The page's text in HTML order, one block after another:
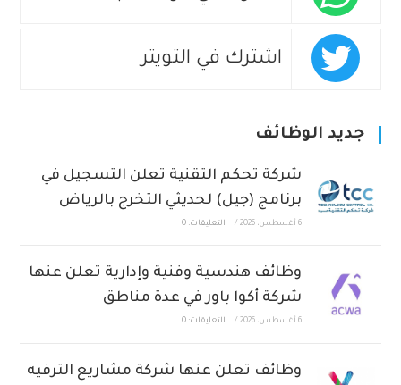
اشترك في التويتر
جديد الوظائف
شركة تحكم التقنية تعلن التسجيل في
برنامج (جيل) لحديثي التخرج بالرياض
6 أغسطس، 2026 / التعليقات: 0
وظائف هندسية وفنية وإدارية تعلن عنها
شركة أكوا باور في عدة مناطق
6 أغسطس، 2026 / التعليقات: 0
وظائف تعلن عنها شركة مشاريع الترفيه